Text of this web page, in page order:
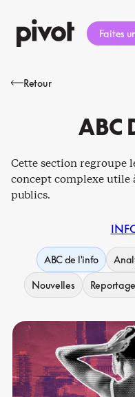
au
contenu
Faites
Retour
ABC
Cette section regroupe
concept complexe utile
publics.
ABC de l'info
Nouvelles